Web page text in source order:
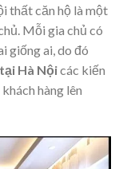
thất căn hộ là một
Mỗi gia chủ có
giống ai, do đó
Hà Nộicác kiến
hàng lên